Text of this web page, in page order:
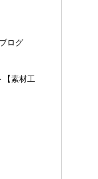
ログ
【素材工